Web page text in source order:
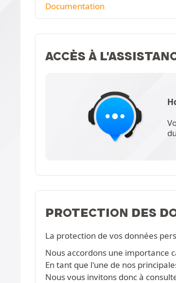
Documentation
ACCÈS À
PROTECTION DES
La protection de vos données
Nous accordons une importance
En tant que l'une de nos
Nous vous invitons donc à